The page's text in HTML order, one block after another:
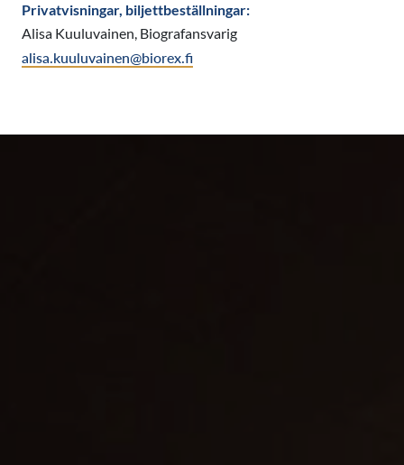
Privatvisningar, biljettbeställningar:
Alisa Kuuluvainen, Biografansvarig
alisa.kuuluvainen@biorex.fi